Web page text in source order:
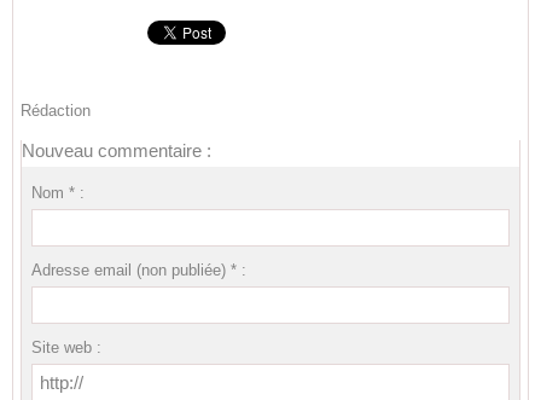
Rédaction
Nouveau commentaire :
Nom * :
Adresse email (non publiée) * :
Site web :